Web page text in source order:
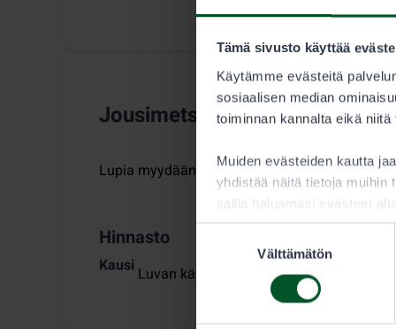
Tämä sivusto käyttää
Käytämme evästeitä
sosiaalisen median
toiminnan kannalta eikä
Muiden evästeiden kautta
yhdistää näitä tietoja muihin
sallia haluamasi evästeet
Välttämätön
Jousimetsästäjän kausilupa,
Lupia myydään ajalle: 1.8.2026–30.4.2027
Hinnasto
Kausi Luvan käyttäjä 55,00 €